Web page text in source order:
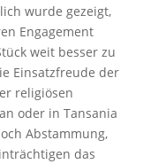
wurde gezeigt,
Engagement
weit besser zu
Einsatzfreude der
religiösen
oder in Tansania
Abstammung,
das